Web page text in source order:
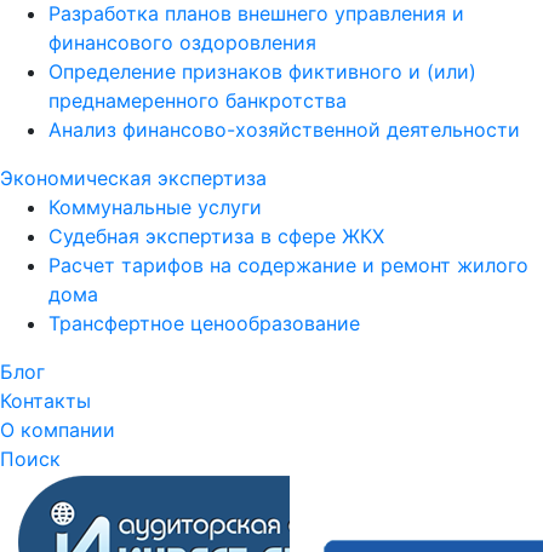
Разработка планов внешнего управления и
финансового оздоровления
Определение признаков фиктивного и (или)
преднамеренного банкротства
Анализ финансово-хозяйственной деятельности
Экономическая экспертиза
Коммунальные услуги
Судебная экспертиза в сфере ЖКХ
Расчет тарифов на содержание и ремонт жилого
дома
Трансфертное ценообразование
Блог
Контакты
О компании
Поиск